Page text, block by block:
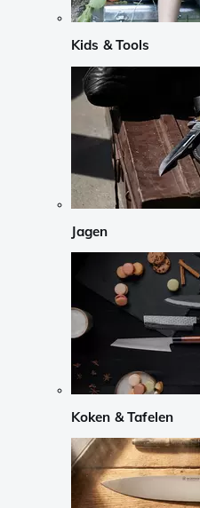
Kids & Tools
Jagen
Koken & Tafelen